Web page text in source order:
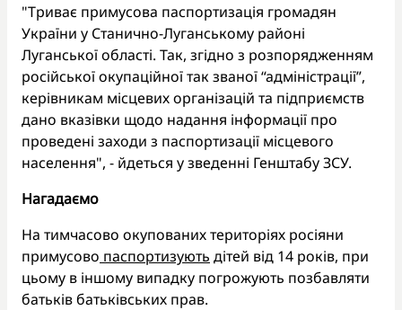
"Триває примусова паспортизація громадян
України у Станично-Луганському районі
Луганської області. Так, згідно з розпорядженням
російської окупаційної так званої “адміністрації”,
керівникам місцевих організацій та підприємств
дано вказівки щодо надання інформації про
проведені заходи з паспортизації місцевого
населення", - йдеться у зведенні Генштабу ЗСУ.
Нагадаємо
На тимчасово окупованих територіях росіяни
примусово паспортизують дітей від 14 років, при
цьому в іншому випадку погрожують позбавляти
батьків батьківських прав.